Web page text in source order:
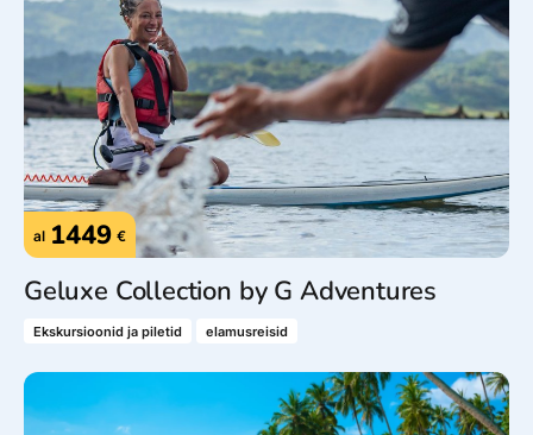
al 1449 €
Geluxe Collection by G Adventures
Ekskursioonid ja piletid elamusreisid